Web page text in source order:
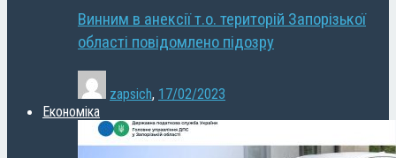
Винним в анексії т.о. територій Запорізької
області повідомлено підозру
zapsich, 17/02/2023
Економіка